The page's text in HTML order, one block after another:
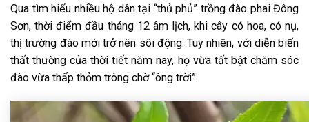
Qua tìm hiểu nhiều hộ dân tại “thủ phủ” trồng đào phai Đông
Sơn, thời điểm đầu tháng 12 âm lịch, khi cây có hoa, có nụ,
thị trường đào mới trở nên sôi động. Tuy nhiên, với diễn biến
thất thường của thời tiết năm nay, họ vừa tất bật chăm sóc
đào vừa thấp thỏm trông chờ “ông trời”.